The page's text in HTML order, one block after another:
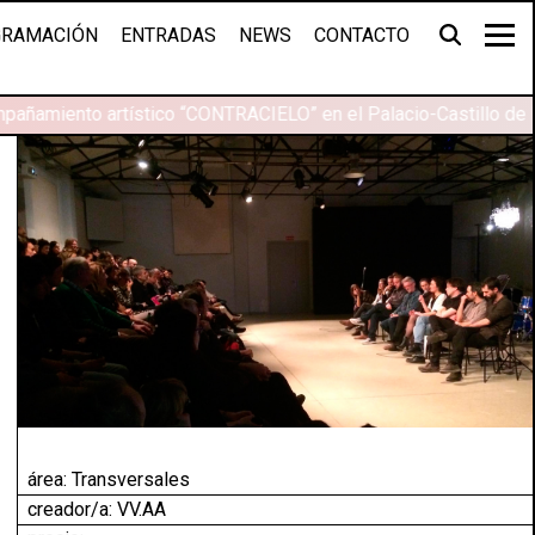
ENTRADAS NEWS CONTACTO
artístico “CONTRACIELO” en el Palacio-Castillo de
área:Transversales
creador/a: VV.AA